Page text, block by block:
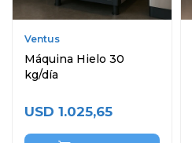
Ventus
Máquina Hielo 30
kg/día
USD 1.025,65